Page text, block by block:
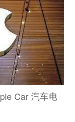
Car 汽车电